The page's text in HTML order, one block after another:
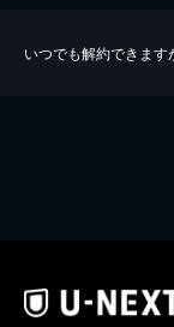
いつでも解約できます